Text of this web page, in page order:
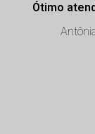
Ótimo